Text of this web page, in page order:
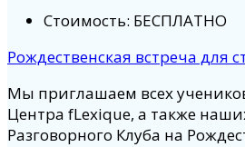
Стоимость: БЕСПЛАТНО
Рождественская встреча для
Мы приглашаем всех
Центра fLexique, а также
Разговорного Клуба на